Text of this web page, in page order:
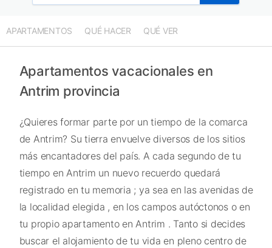
Apartamentos en Conwy provincia
Apartamentos en Edimburgo provincia
Apartamentos en Fife provincia
APARTAMENTOS QUÉ HACER QUÉ VER
Apartamentos vacacionales en
Antrim provincia
¿Quieres formar parte por un tiempo de la comarca
de Antrim? Su tierra envuelve diversos de los sitios
más encantadores del país. A cada segundo de tu
tiempo en Antrim un nuevo recuerdo quedará
registrado en tu memoria ; ya sea en las avenidas de
la localidad elegida , en los campos autóctonos o en
tu propio apartamento en Antrim . Tanto si decides
buscar el alojamiento de tu vida en pleno centro de